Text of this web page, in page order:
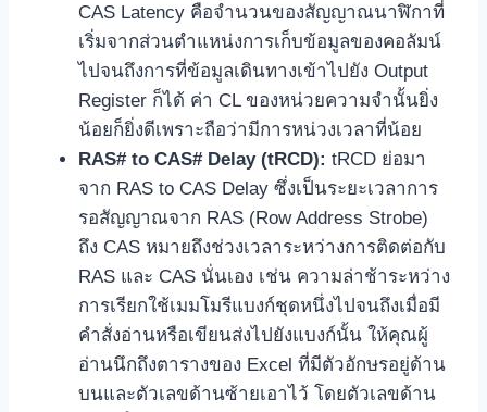
CAS Latency คือจำนวนของสัญญาณนาฬิกาที่
เริ่มจากส่วนตำแหน่งการเก็บข้อมูลของคอลัมน์
ไปจนถึงการที่ข้อมูลเดินทางเข้าไปยัง Output
Register ก็ได้ ค่า CL ของหน่วยความจำนั้นยิ่ง
น้อยก็ยิ่งดีเพราะถือว่ามีการหน่วงเวลาที่น้อย
RAS# to CAS# Delay (tRCD): tRCD ย่อมา
จาก RAS to CAS Delay ซึ่งเป็นระยะเวลาการ
รอสัญญาณจาก RAS (Row Address Strobe)
ถึง CAS หมายถึงช่วงเวลาระหว่างการติดต่อกับ
RAS และ CAS นั่นเอง เช่น ความล่าช้าระหว่าง
การเรียกใช้เมมโมรีแบงก์ชุดหนึ่งไปจนถึงเมื่อมี
คำสั่งอ่านหรือเขียนส่งไปยังแบงก์นั้น ให้คุณผู้
อ่านนึกถึงตารางของ Excel ที่มีตัวอักษรอยู่ด้าน
บนและตัวเลขด้านซ้ายเอาไว้ โดยตัวเลขด้าน